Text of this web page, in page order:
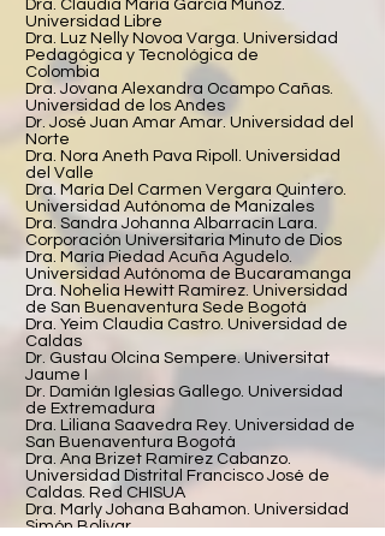
Dra. Claudia María García Muñoz.
Universidad Libre
Dra. Luz Nelly Novoa Varga. Universidad
Pedagógica y Tecnológica de
Colombia
Dra. Jovana Alexandra Ocampo Cañas.
Universidad de los Andes
Dr. José Juan Amar Amar. Universidad del
Norte
Dra. Nora Aneth Pava Ripoll. Universidad
del Valle
Dra. María Del Carmen Vergara Quintero.
Universidad Autónoma de Manizales
Dra. Sandra Johanna Albarracín Lara.
Corporación Universitaria Minuto de Dios
Dra. María Piedad Acuña Agudelo.
Universidad Autónoma de Bucaramanga
Dra. Nohelia Hewitt Ramírez. Universidad
de San Buenaventura Sede Bogotá
Dra. Yeim Claudia Castro. Universidad de
Caldas
Dr. Gustau Olcina Sempere. Universitat
Jaume I
Dr. Damián Iglesias Gallego. Universidad
de Extremadura
Dra. Liliana Saavedra Rey. Universidad de
San Buenaventura Bogotá
Dra. Ana Brizet Ramírez Cabanzo.
Universidad Distrital Francisco José de
Caldas. Red CHISUA
Dra. Marly Johana Bahamon. Universidad
Simón Bolívar